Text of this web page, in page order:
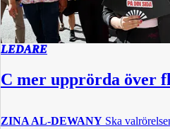
LEDARE
C mer upprörda över
ZINA AL-DEWANY Ska